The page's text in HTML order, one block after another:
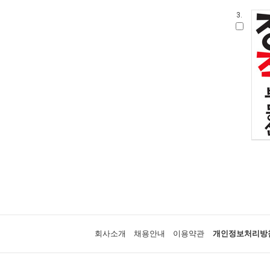
3.
회사소개 채용안내 이용약관 개인정보처리방